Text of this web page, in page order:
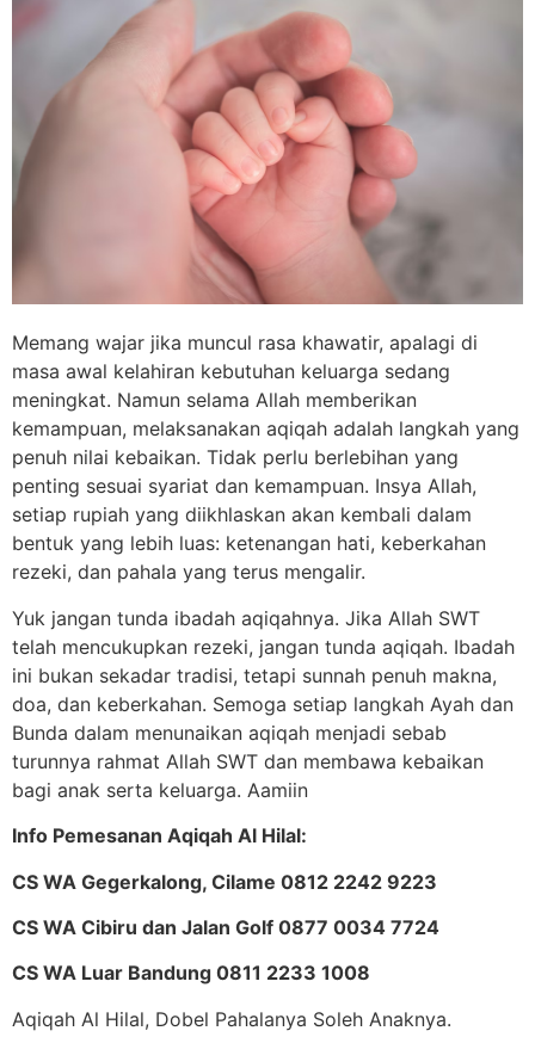
Memang wajar jika muncul rasa khawatir, apalagi di
masa awal kelahiran kebutuhan keluarga sedang
meningkat. Namun selama Allah memberikan
kemampuan, melaksanakan aqiqah adalah langkah yang
penuh nilai kebaikan. Tidak perlu berlebihan yang
penting sesuai syariat dan kemampuan. Insya Allah,
setiap rupiah yang diikhlaskan akan kembali dalam
bentuk yang lebih luas: ketenangan hati, keberkahan
rezeki, dan pahala yang terus mengalir.
Yuk jangan tunda ibadah aqiqahnya. Jika Allah SWT
telah mencukupkan rezeki, jangan tunda aqiqah. Ibadah
ini bukan sekadar tradisi, tetapi sunnah penuh makna,
doa, dan keberkahan. Semoga setiap langkah Ayah dan
Bunda dalam menunaikan aqiqah menjadi sebab
turunnya rahmat Allah SWT dan membawa kebaikan
bagi anak serta keluarga. Aamiin
Info Pemesanan Aqiqah Al Hilal:
CS WA Gegerkalong, Cilame 0812 2242 9223
CS WA Cibiru dan Jalan Golf 0877 0034 7724
CS WA Luar Bandung 0811 2233 1008
Aqiqah Al Hilal, Dobel Pahalanya Soleh Anaknya.